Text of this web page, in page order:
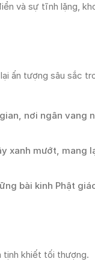
và sự tĩnh lặng,
ấn tượng sâu sắc
nơi ngân vang
xanh mướt, mang
bài kinh Phật
tịnh khiết tối thượng.